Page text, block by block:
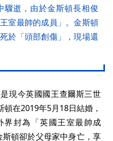
逝，由於金斯頓長相俊
室最帥的成員」。金斯頓
於「頭部創傷」，現場還
現今英國國王查爾斯三世
在2019年5月18日結婚，
界封為「英國王室最帥成
頓卻於父母家中身亡，享